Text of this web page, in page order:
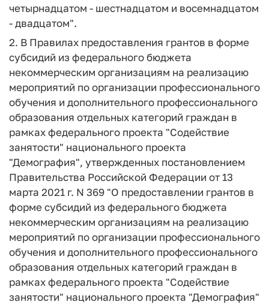
четырнадцатом - шестнадцатом и восемнадцатом
- двадцатом".
2. В Правилах предоставления грантов в форме
субсидий из федерального бюджета
некоммерческим организациям на реализацию
мероприятий по организации профессионального
обучения и дополнительного профессионального
образования отдельных категорий граждан в
рамках федерального проекта "Содействие
занятости" национального проекта
"Демография", утвержденных постановлением
Правительства Российской Федерации от 13
марта 2021 г. N 369 "О предоставлении грантов в
форме субсидий из федерального бюджета
некоммерческим организациям на реализацию
мероприятий по организации профессионального
обучения и дополнительного профессионального
образования отдельных категорий граждан в
рамках федерального проекта "Содействие
занятости" национального проекта "Демография"